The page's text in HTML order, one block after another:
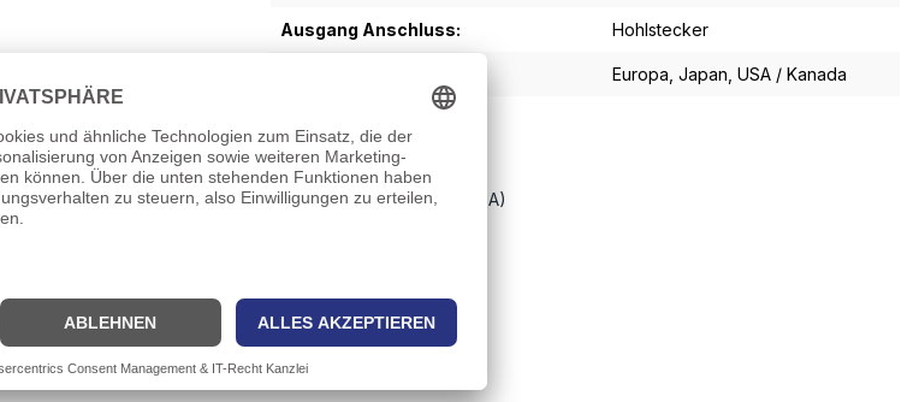
Ausgang Anschluss: Hohlstecker
Europa , Japan , USA / Kanada
Downloads
Datasheet ATM090T(P+A)